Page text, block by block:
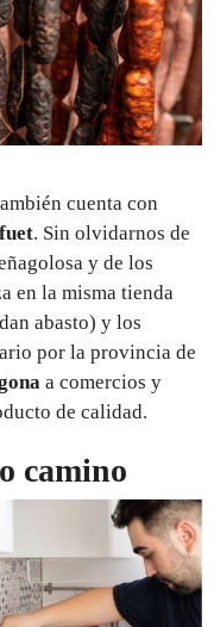
cuenta con
fuet. Sin olvidarnos de
y de los
en la misma tienda
abasto) y los
por la provincia de
a comercios y
de calidad.
camino